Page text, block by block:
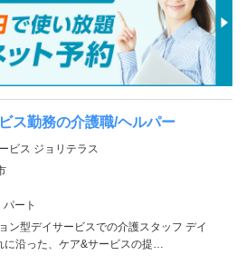
ス勤務の介護職/ヘルパー
ビス ジョリテラス
ート
ン型デイサービスでの介護スタッフ デイ
沿った、ケア&サービスの提…